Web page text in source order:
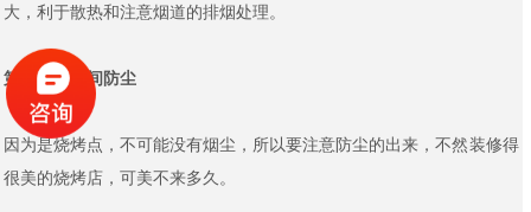
大，利于散热和注意烟道的排烟处理。
第四点：空间防尘
因为是烧烤点，不可能没有烟尘，所以要注意防尘的出来，不然装修得
很美的烧烤店，可美不来多久。